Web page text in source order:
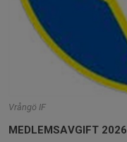
Vrångö IF
MEDLEMSAVGIFT 2026